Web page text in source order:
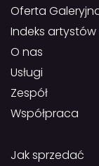
Oferta
Indeks artystów
O nas
Usługi
Zespół
Współpraca
Jak sprzedać